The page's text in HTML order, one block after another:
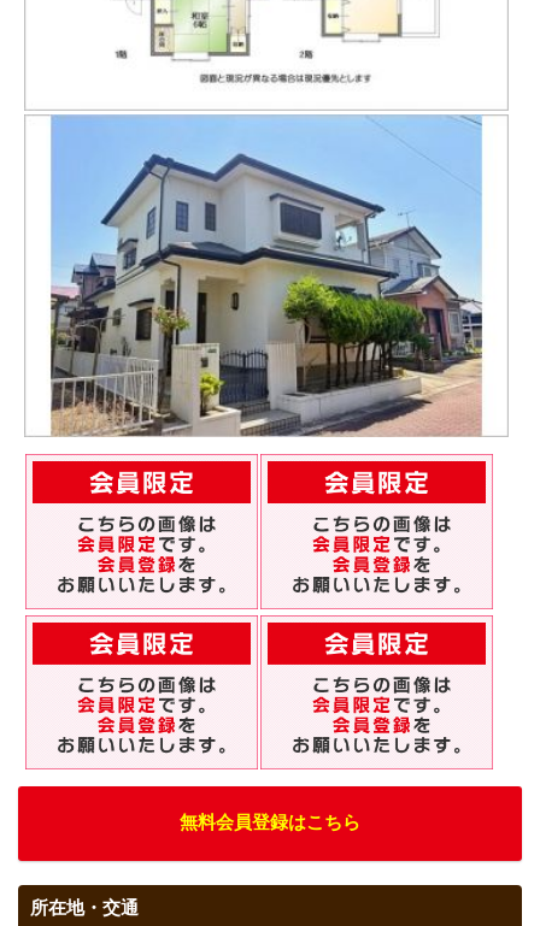
無料会員登録はこちら
所在地・交通